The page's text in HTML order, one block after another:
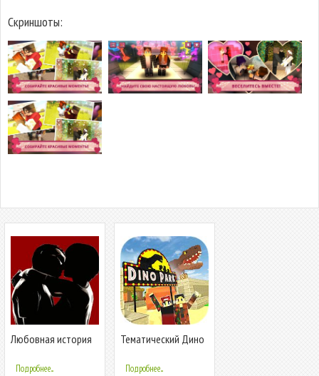
Скриншоты:
Любовная история
Подробнее...
Тематический Дино
Динозавров
Подробнее...